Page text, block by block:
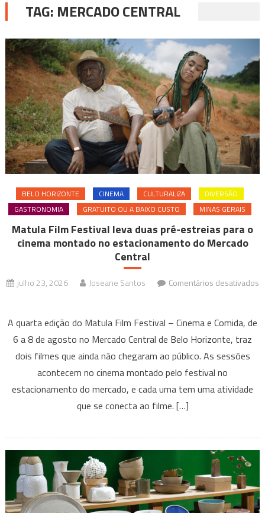
TAG: MERCADO CENTRAL
BELO HORIZONTE CINEMA CULTURALIZA
DIVERSÃO
GASTRONOMIA
GRATUITO OU A BAIXO CUSTO MINAS GERAIS
Matula Film Festival leva duas pré-estreias para o
cinema montado no estacionamento do Mercado
Central
julho 23, 2026 Joseane Santos
Comentários desativados
Film
Festival
leva
duas
pré-
estreias
montado
no
estacionamento
do
A quarta edição do Matula Film Festival – Cinema e Comida, de
6 a 8 de agosto no Mercado Central de Belo Horizonte, traz
dois filmes que ainda não chegaram ao público. As sessões
acontecem no cinema montado pelo festival no
estacionamento do mercado, e cada uma tem uma atividade
que se conecta ao filme. […]